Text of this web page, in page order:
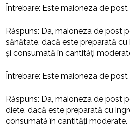
Întrebare: Este maioneza de
Răspuns: Da, maioneza de post
sănătate, dacă este preparată
și consumată în cantități
Întrebare: Este maioneza de
Răspuns: Da, maioneza de post
diete, dacă este preparată cu
consumată în cantități moderate.